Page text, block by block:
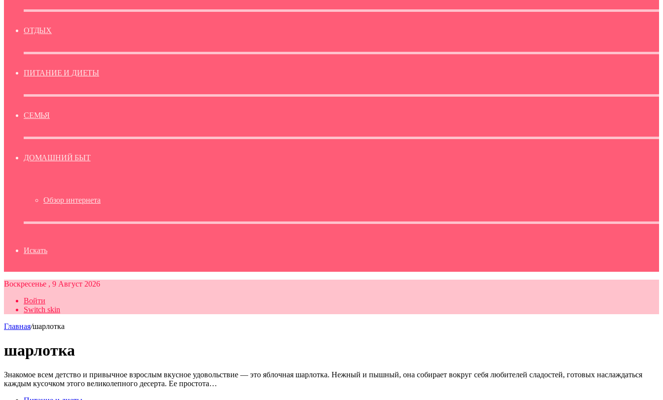
ОТДЫХ
ПИТАНИЕ И ДИЕТЫ
СЕМЬЯ
ДОМАШНИЙ БЫТ
Обзор интернета
Искать
Воскресенье , 9 Август 2026
Войти
Switch skin
Главная/шарлотка
шарлотка
Знакомое всем детство и привычное взрослым вкусное удовольствие — это яблочная шарлотка. Нежный и пышный, она собирает вокруг себя любителей сладостей, готовых наслаждаться
каждым кусочком этого великолепного десерта. Ее простота…